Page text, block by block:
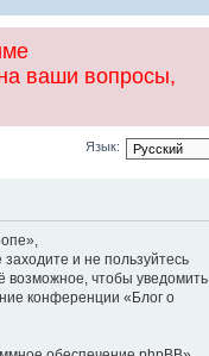
ваши вопросы,
Язык:
и не пользуйтесь
возможное, чтобы уведомить
конференции «Блог о